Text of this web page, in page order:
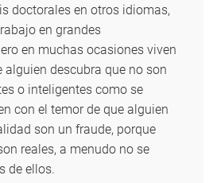
doctorales en otros idiomas,
en grandes
en muchas ocasiones viven
alguien descubra que no son
o inteligentes como se
con el temor de que alguien
son un fraude, porque
reales, a menudo no se
de ellos.